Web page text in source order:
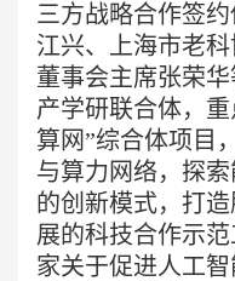
三方战略合作签
江兴、上海市老
董事会主席张荣
产学研联合体，
算网”综合体项目
与算力网络，探
的创新模式，打
展的科技合作示
家关于促进人工